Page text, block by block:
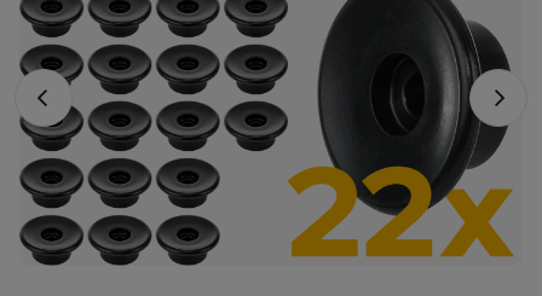
Föregående foto Nästa